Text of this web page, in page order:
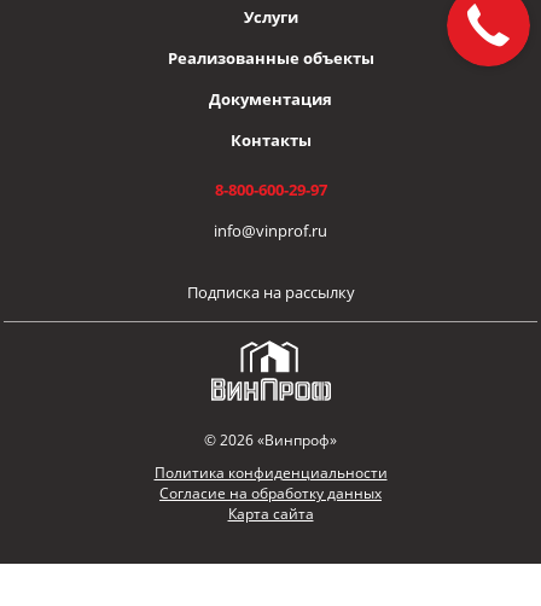
© 2026 «Винпроф»
Политика конфиденциальности
Согласие на обработку данных
Карта сайта
Услуги
Реализованные объекты
Документация
Контакты
8-800-600-29-97
info@vinprof.ru
Подписка на рассылку